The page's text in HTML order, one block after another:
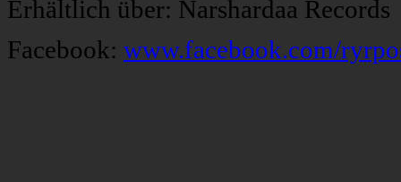
Erhältlich über: Narshardaa Records
Facebook: www.facebook.com/